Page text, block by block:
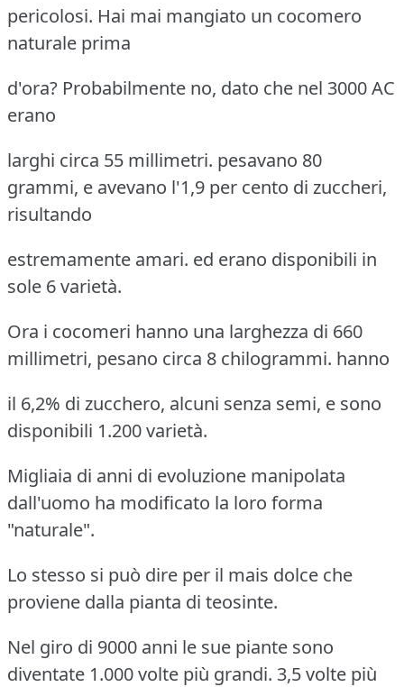
pericolosi. Hai mai mangiato un cocomero
naturale prima
d'ora? Probabilmente no, dato che nel 3000 AC
erano
larghi circa 55 millimetri. pesavano 80
grammi, e avevano l'1,9 per cento di zuccheri,
risultando
estremamente amari. ed erano disponibili in
sole 6 varietà.
Ora i cocomeri hanno una larghezza di 660
millimetri, pesano circa 8 chilogrammi. hanno
il 6,2% di zucchero, alcuni senza semi, e sono
disponibili 1.200 varietà.
Migliaia di anni di evoluzione manipolata
dall'uomo ha modificato la loro forma
"naturale".
Lo stesso si può dire per il mais dolce che
proviene dalla pianta di teosinte.
Nel giro di 9000 anni le sue piante sono
diventate 1.000 volte più grandi. 3,5 volte più